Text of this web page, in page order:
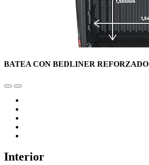
BATEA CON BEDLINER REFORZADO
Interior